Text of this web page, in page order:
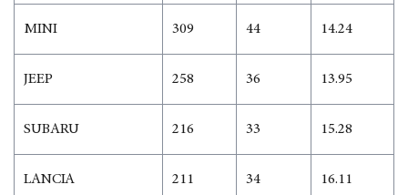
MINI 309 44 14.24
JEEP 258 36 13.95
SUBARU 216 33 15.28
LANCIA 211 34 16.11